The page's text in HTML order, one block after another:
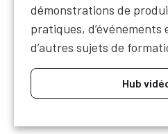
démonstrations de
pratiques, d’événements
d’autres sujets de
Hub